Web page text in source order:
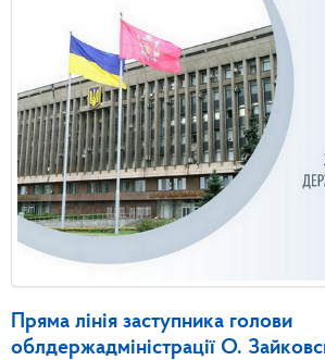
Пряма лінія заступника голови
облдержадміністрації О.